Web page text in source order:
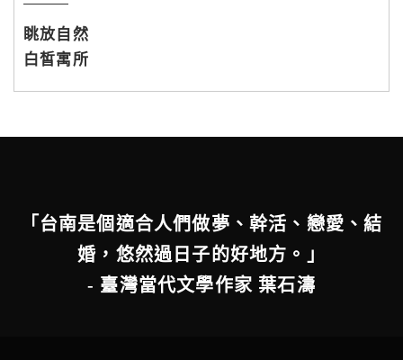
眺放自然
白皙寓所
「台南是個適合人們做夢、幹活、戀愛、結
婚，悠然過日子的好地方。」
- 臺灣當代文學作家 葉石濤